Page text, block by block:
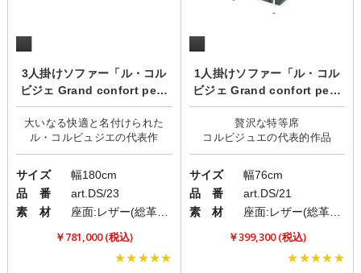
3人掛けソファー「ル・コル
ビジェ Grand confort petit
model」/デザイナーズ家具
大いなる快適と名付けられた
サイズ
幅180cm
品 番
art.DS/23
素 材
座面:レザー(総革張)/脚:スチール
￥781,000 (税込)
★★★★★
1人掛けソファー「ル・コル
ビジェ Grand confort petit
model」/デザイナーズ家具
贅沢な特等席
サイズ
幅76cm
品 番
art.DS/21
素 材
座面:レザー(総革張)/脚:スチール
￥399,300 (税込)
★★★★★